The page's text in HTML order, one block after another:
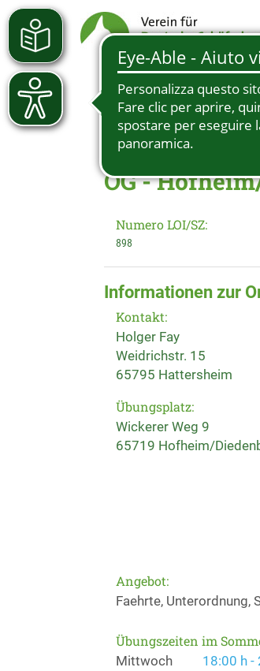
OG -
Numero LOI/SZ:
898
Informationen zur
Kontakt:
Holger Fay
Weidrichstr. 15
65795 Hattersheim
Übungsplatz:
Wickerer Weg 9
65719 Hofheim/
Angebot:
Faehrte, Unterordnung,
Übungszeiten im
Mittwoch 18:00 h -